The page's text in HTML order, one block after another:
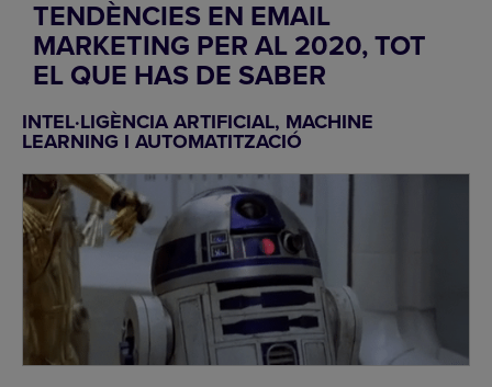
TENDÈNCIES EN EMAIL
MARKETING PER AL 2020, TOT
EL QUE HAS DE SABER
INTEL·LIGÈNCIA ARTIFICIAL, MACHINE
LEARNING I AUTOMATITZACIÓ